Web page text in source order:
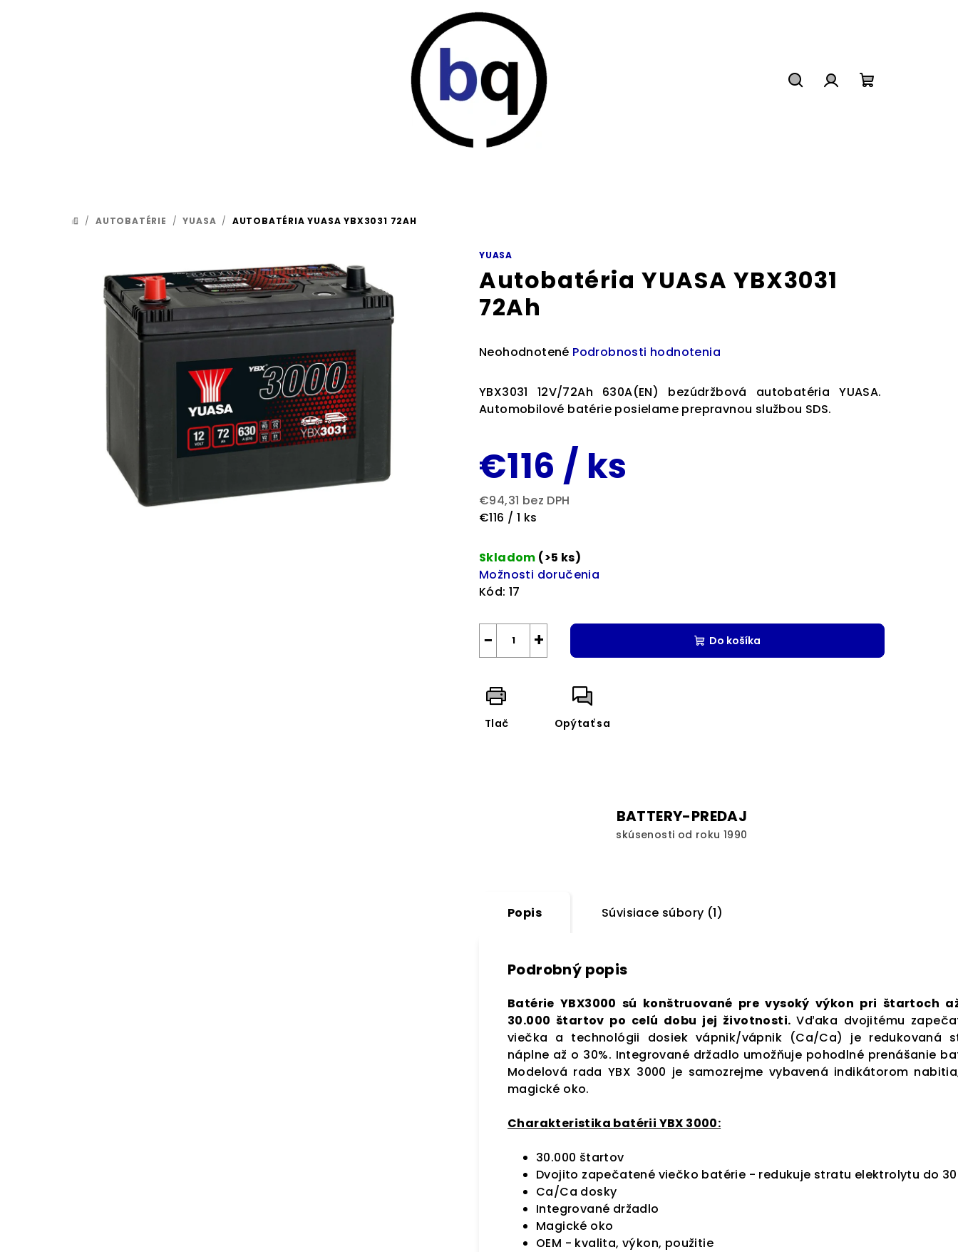
DOMOV
/ AUTOBATÉRIE / YUASA / AUTOBATÉRIA YUASA YBX3031 72AH
YUASA
Autobatéria YUASA YBX3031
72Ah
Priemerné
produktu
je
5
hviezdičiek.
Neohodnotené Podrobnosti hodnotenia
YBX3031 12V/72Ah 630A(EN) bezúdržbová autobatéria YUASA.
Automobilové batérie posielame prepravnou službou SDS.
€116 / ks
€94,31 bez DPH
Jednotková
€116 / 1 ks
Skladom (>5 ks)
Možnosti doručenia
Kód: 17
+
− Do košíka
Tlač Opýtať sa
BATTERY-PREDAJ
skúsenosti od roku 1990
Popis Súvisiace súbory (1)
Podrobný popis
Batérie YBX3000 sú konštruované pre vysoký výkon pri štartoch
30.000 štartov po celú dobu jej životnosti.Vďaka dvojitému
viečka a technológii dosiek vápnik/vápnik (Ca/Ca) je redukovaná
náplne až o 30%. Integrované držadlo umožňuje pohodlné prenášanie
Modelová rada YBX 3000 je samozrejme vybavená indikátorom
magické oko.
Charakteristika batérii YBX 3000:
30.000 štartov
Dvojito zapečatené viečko batérie - redukuje stratu elektrolytu do
Ca/Ca dosky
Integrované držadlo
Magické oko
OEM - kvalita, výkon, použitie